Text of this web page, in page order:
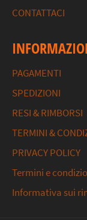
CONTATTACI
PAGAMENTI
SPEDIZIONI
RESI & RIMBORSI
TERMINI &
PRIVACY POLICY
Termini e
Informativa sui